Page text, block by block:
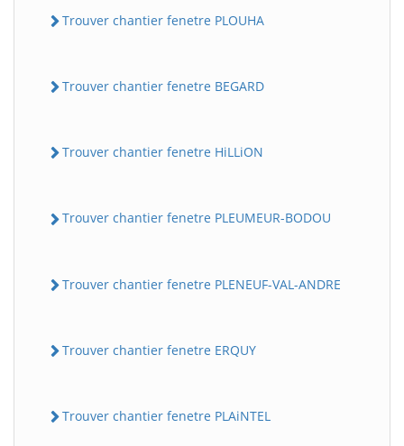
Trouver chantier fenetre PLOUHA
Trouver chantier fenetre BEGARD
Trouver chantier fenetre HiLLiON
Trouver chantier fenetre PLEUMEUR-BODOU
Trouver chantier fenetre PLENEUF-VAL-ANDRE
Trouver chantier fenetre ERQUY
Trouver chantier fenetre PLAiNTEL